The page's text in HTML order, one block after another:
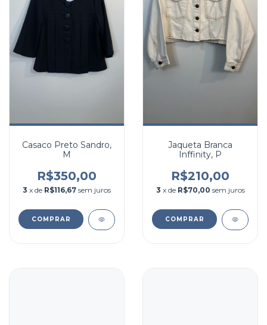
Casaco Preto Sandro,
M
R$350,00
3 x de R$116,67 sem juros
COMPRAR
Jaqueta Branca
Inffinity, P
R$210,00
3 x de R$70,00 sem juros
COMPRAR